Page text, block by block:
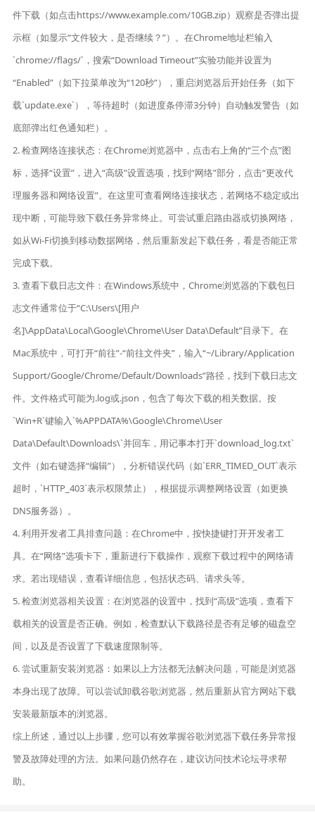
件下载（如点击https://www.example.com/10GB.zip）观察是否弹出提
示框（如显示“文件较大，是否继续？”）。在Chrome地址栏输入
`chrome://flags/`，搜索“Download Timeout”实验功能并设置为
“Enabled”（如下拉菜单改为“120秒”），重启浏览器后开始任务（如下
载`update.exe`），等待超时（如进度条停滞3分钟）自动触发警告（如
底部弹出红色通知栏）。
2. 检查网络连接状态：在Chrome浏览器中，点击右上角的“三个点”图
标，选择“设置”，进入“高级”设置选项，找到“网络”部分，点击“更改代
理服务器和网络设置”。在这里可查看网络连接状态，若网络不稳定或出
现中断，可能导致下载任务异常终止。可尝试重启路由器或切换网络，
如从Wi-Fi切换到移动数据网络，然后重新发起下载任务，看是否能正常
完成下载。
3. 查看下载日志文件：在Windows系统中，Chrome浏览器的下载包日
志文件通常位于“C:\Users\[用户
名]\AppData\Local\Google\Chrome\User Data\Default”目录下。在
Mac系统中，可打开“前往”-“前往文件夹”，输入“~/Library/Application
Support/Google/Chrome/Default/Downloads”路径，找到下载日志文
件。文件格式可能为.log或.json，包含了每次下载的相关数据。按
`Win+R`键输入`%APPDATA%\Google\Chrome\User
Data\Default\Downloads\`并回车，用记事本打开`download_log.txt`
文件（如右键选择“编辑”），分析错误代码（如`ERR_TIMED_OUT`表示
超时，`HTTP_403`表示权限禁止），根据提示调整网络设置（如更换
DNS服务器）。
4. 利用开发者工具排查问题：在Chrome中，按快捷键打开开发者工
具。在“网络”选项卡下，重新进行下载操作，观察下载过程中的网络请
求。若出现错误，查看详细信息，包括状态码、请求头等。
5. 检查浏览器相关设置：在浏览器的设置中，找到“高级”选项，查看下
载相关的设置是否正确。例如，检查默认下载路径是否有足够的磁盘空
间，以及是否设置了下载速度限制等。
6. 尝试重新安装浏览器：如果以上方法都无法解决问题，可能是浏览器
本身出现了故障。可以尝试卸载谷歌浏览器，然后重新从官方网站下载
安装最新版本的浏览器。
综上所述，通过以上步骤，您可以有效掌握谷歌浏览器下载任务异常报
警及故障处理的方法。如果问题仍然存在，建议访问技术论坛寻求帮
助。